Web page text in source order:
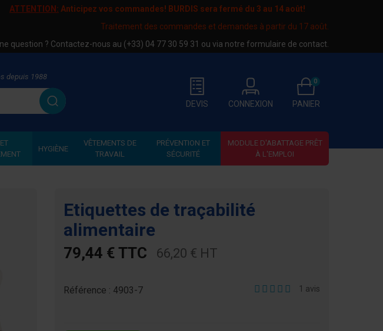
ATTENTION: Anticipez vos commandes! BURDIS sera fermé du 3 au 14 août!
Traitement des commandes et demandes à partir du 17 août.
question ? Contactez-nous au (+33) 04 77 30 59 31 ou via notre formulaire de contact
depuis 1988
DEVIS CONNEXION PANIER
0
HYGIÈNE
VÊTEMENTS DE
TRAVAIL
PRÉVENTION ET
SÉCURITÉ
MODULE D'ABATTAGE PRÊT
À L'EMPLOI
Etiquettes de traçabilité
alimentaire
79,44 € TTC 66,20 € HT
Référence : 4903-7 1 avis